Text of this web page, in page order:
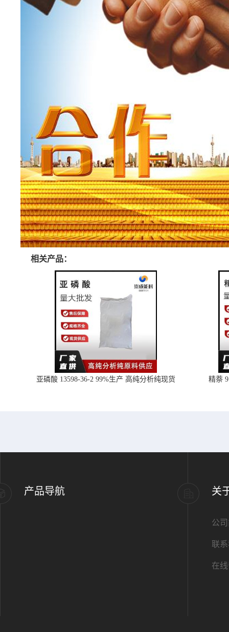
相关产品：
亚磷酸 13598-36-2 99%生产 高纯分析纯现货 精萘
产品导航 关
公
联
在